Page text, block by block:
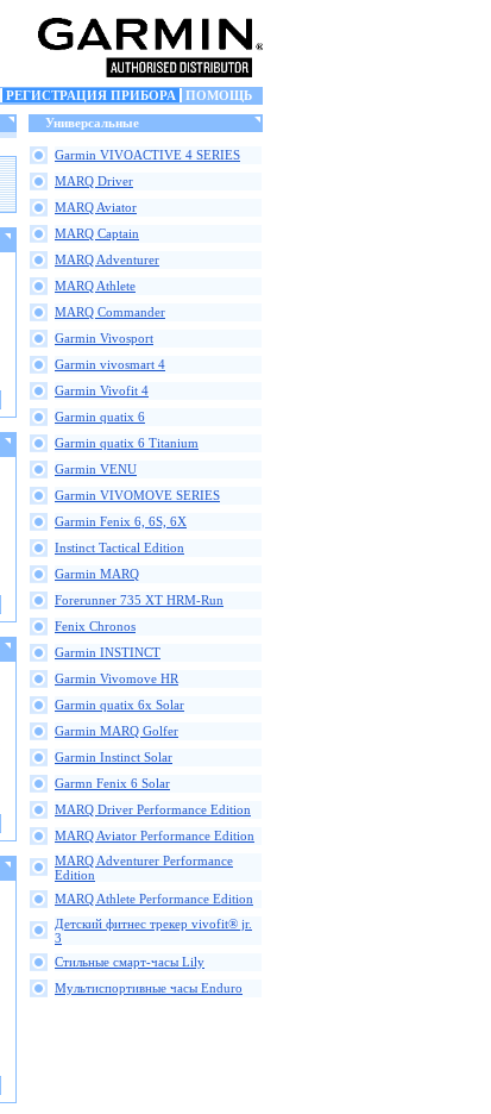
РЕГИСТРАЦИЯ ПРИБОРА
ПОМОЩЬ
Универсальные
Garmin VIVOACTIVE 4 SERIES
MARQ Driver
MARQ Aviator
MARQ Captain
MARQ Adventurer
MARQ Athlete
MARQ Commander
Garmin Vivosport
Garmin vivosmart 4
Garmin Vivofit 4
Garmin quatix 6
Garmin quatix 6 Titanium
Garmin VENU
Garmin VIVOMOVE SERIES
Garmin Fenix 6, 6S, 6X
Instinct Tactical Edition
Garmin MARQ
Forerunner 735 XT HRM-Run
Fenix Chronos
Garmin INSTINCT
Garmin Vivomove HR
Garmin quatix 6x Solar
Garmin MARQ Golfer
Garmin Instinct Solar
Garmn Fenix 6 Solar
MARQ Driver Performance Edition
MARQ Aviator Performance Edition
MARQ Adventurer Performance
Edition
MARQ Athlete Performance Edition
Детский фитнес трекер vivofit® jr.
3
Стильные смарт-часы Lily
Мультиспортивные часы Enduro